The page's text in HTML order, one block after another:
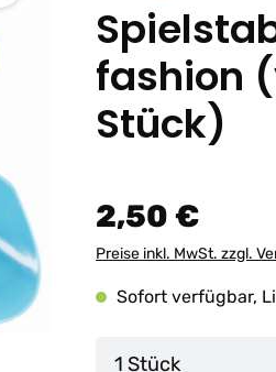
fashion
Stück)
2,50 €
Preise inkl. MwSt. zzgl.
Sofort verfügbar,
Produkt